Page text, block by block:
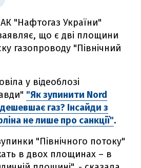
"Нафтогаз України"
що є дві площини
газопроводу "Північний
у відеоблозі
"Як зупинити Nord
газ? Інсайди з
не лише про санкції".
"Північного потоку"
в двох площинах – в